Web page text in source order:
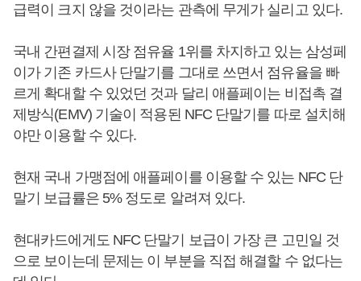
급력이 크지 않을 것이라는 관측에 무게가 실리고 있다.
국내 간편결제 시장 점유율 1위를 차지하고 있는 삼성페
이가 기존 카드사 단말기를 그대로 쓰면서 점유율을 빠
르게 확대할 수 있었던 것과 달리 애플페이는 비접촉 결
제방식(EMV) 기술이 적용된 NFC 단말기를 따로 설치해
야만 이용할 수 있다.
현재 국내 가맹점에 애플페이를 이용할 수 있는 NFC 단
말기 보급률은 5% 정도로 알려져 있다.
현대카드에게도 NFC 단말기 보급이 가장 큰 고민일 것
으로 보이는데 문제는 이 부분을 직접 해결할 수 없다는